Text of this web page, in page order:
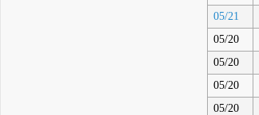
05/21
05/20
05/20
05/20
05/20